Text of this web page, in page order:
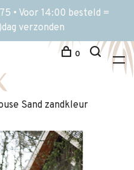
• Voor 14:00 besteld =
verzonden
0
Sand zandkleur